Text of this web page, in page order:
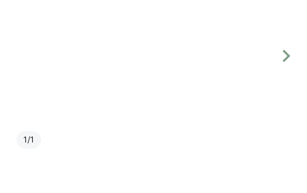
1/1